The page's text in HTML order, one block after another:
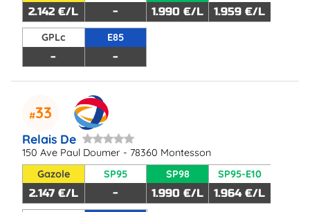
2.142 €/L - 1.990 €/L 1.959 €/L
GPLc
-
E85
-
33
Relais De
150 Ave Paul Doumer - 78360 Montesson
Gazole
2.147 €/L
SP95
-
SP98
1.990 €/L
SP95-E10
1.964 €/L